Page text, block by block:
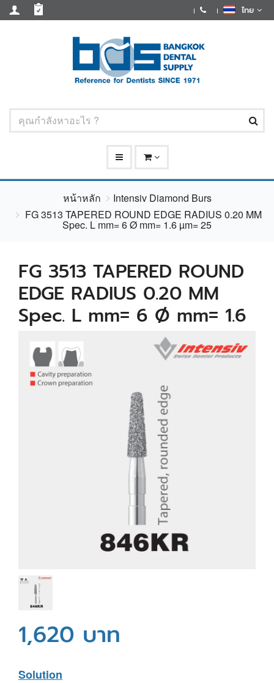
ไทย
หน้าหลัก
Intensiv Diamond Burs
FG 3513 TAPERED ROUND EDGE RADIUS 0.20 MM
Spec. L mm= 6 Ø mm= 1.6 µm= 25
FG 3513 TAPERED ROUND
EDGE RADIUS 0.20 MM
Spec. L mm= 6 Ø mm= 1.6
1,620 บาท
Solution